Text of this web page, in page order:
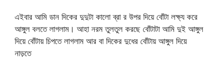
এইবার আমি ডান দিকের দুদুটা কালো ব্রা র উপর দিয়ে বোঁটা লক্ষ্য করে
আঙ্গুল বলতে লাগলাম। আহা নরম তুলতুল করছে বোঁটাটা আমি দুই আঙ্গুল
দিয়ে বোঁটায় চিপতে লাগলাম আর বা দিকের দুধের বোঁটায় আঙ্গুল দিয়ে
নাড়তে